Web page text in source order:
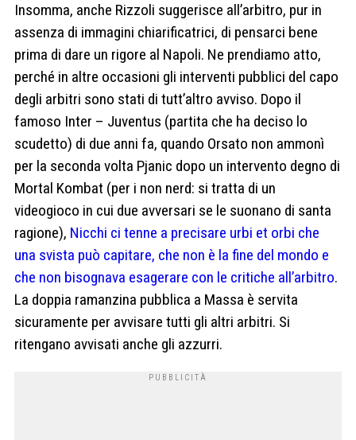
Insomma, anche Rizzoli suggerisce all’arbitro, pur in
assenza di immagini chiarificatrici, di pensarci bene
prima di dare un rigore al Napoli. Ne prendiamo atto,
perché in altre occasioni gli interventi pubblici del capo
degli arbitri sono stati di tutt’altro avviso. Dopo il
famoso Inter – Juventus (partita che ha deciso lo
scudetto) di due anni fa, quando Orsato non ammonì
per la seconda volta Pjanic dopo un intervento degno di
Mortal Kombat (per i non nerd: si tratta di un
videogioco in cui due avversari se le suonano di santa
ragione), Nicchi ci tenne a precisare urbi et orbi che
una svista può capitare, che non è la fine del mondo e
che non bisognava esagerare con le critiche all’arbitro.
La doppia ramanzina pubblica a Massa è servita
sicuramente per avvisare tutti gli altri arbitri. Si
ritengano avvisati anche gli azzurri.